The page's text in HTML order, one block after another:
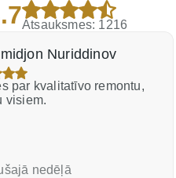
Atsauksmes: 1216
Nuriddinov
par kvalitatīvo remontu,
visiem.
nedēļā